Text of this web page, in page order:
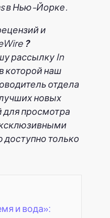
в Нью-Йорке.
и
?
рассылку In
которой наш
отдела
новых
просмотра
только
и вода»: